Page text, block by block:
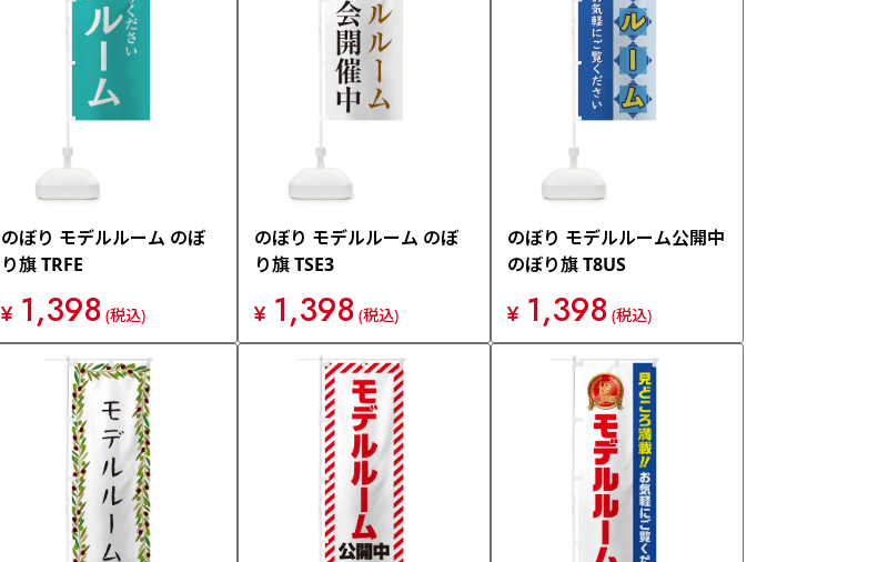
のぼり モデルルーム のぼ
り旗 TRFE
¥ 1,398 (税込)
のぼり モデルルーム のぼ
り旗 TSE3
¥ 1,398 (税込)
のぼり モデルルーム公開中
のぼり旗 T8US
¥ 1,398 (税込)